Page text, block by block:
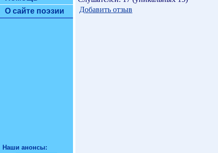
О сайте поэзии
Наши анонсы:
Добавить отзыв